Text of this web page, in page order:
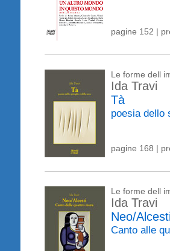
pagine 152 |
Le forme dell
Ida Travi
Tà
poesia dello
pagine 168 |
Le forme dell
Ida Travi
Neo/
Canto alle